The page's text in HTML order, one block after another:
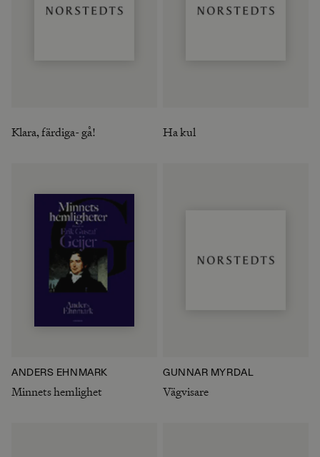
Klara, färdiga- gå! Ha kul
ANDERS EHNMARK
Minnets hemlighet
GUNNAR MYRDAL
Vägvisare